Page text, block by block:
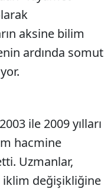
aksine bilim
ardında somut
ile 2009 yılları
hacmine
Uzmanlar,
iklim değişikliğine